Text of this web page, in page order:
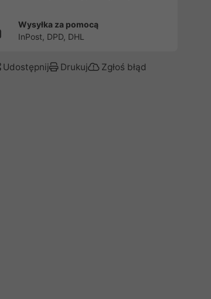
Wysyłka za pomocą
InPost, DPD, DHL
Udostępnij Drukuj Zgłoś błąd